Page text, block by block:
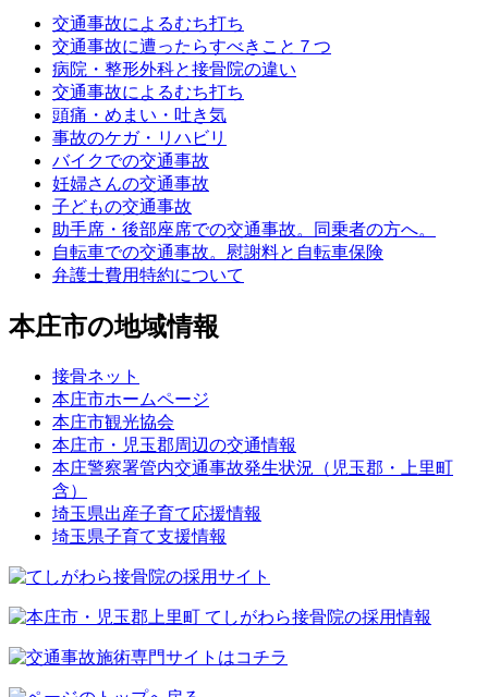
交通事故によるむち打ち
交通事故に遭ったらすべきこと７つ
病院・整形外科と接骨院の違い
交通事故によるむち打ち
頭痛・めまい・吐き気
事故のケガ・リハビリ
バイクでの交通事故
妊婦さんの交通事故
子どもの交通事故
助手席・後部座席での交通事故。同乗者の方へ。
自転車での交通事故。慰謝料と自転車保険
弁護士費用特約について
本庄市の地域情報
接骨ネット
本庄市ホームページ
本庄市観光協会
本庄市・児玉郡周辺の交通情報
本庄警察署管内交通事故発生状況（児玉郡・上里町
含）
埼玉県出産子育て応援情報
埼玉県子育て支援情報